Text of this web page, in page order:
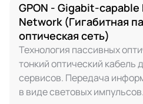
GPON - Gigabit-
Network (Гигабитная
оптическая сеть)
Технология пассивных
тонкий оптический кабель
сервисов. Передача
в виде световых импульсов.